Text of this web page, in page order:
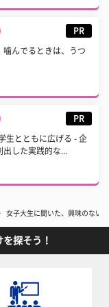
PR
噛んでるときは、うつ
PR
生とともに広げる - 企
した実践的な...
女子大生に聞いた、興味のない
探そう！